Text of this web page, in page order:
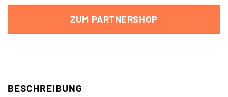
ZUM PARTNERSHOP
BESCHREIBUNG